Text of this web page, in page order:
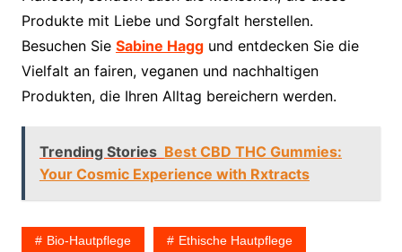
Produkte mit Liebe und Sorgfalt herstellen.
Besuchen Sie Sabine Haggund entdecken Sie die
Vielfalt an fairen, veganen und nachhaltigen
Produkten, die Ihren Alltag bereichern werden.
Trending Stories Best CBD THC Gummies:
Your Cosmic Experience with Rxtracts
Bio-Hautpflege Ethische Hautpflege